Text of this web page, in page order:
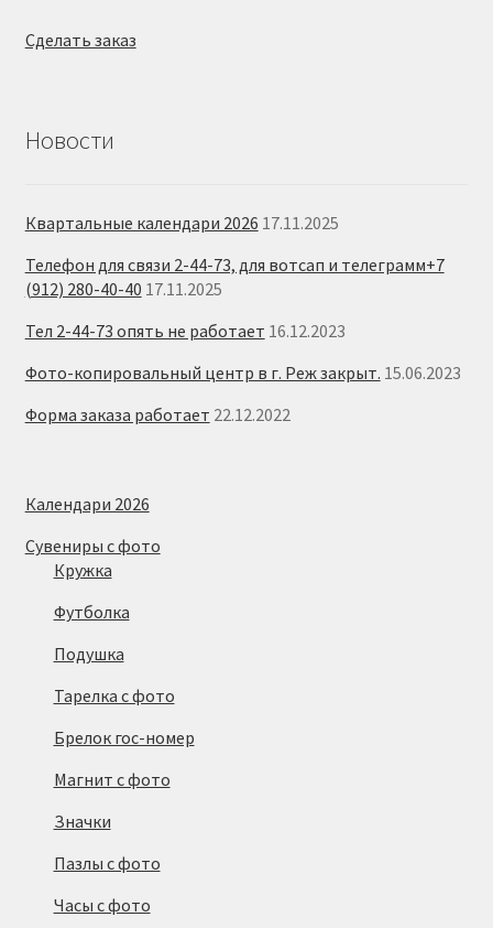
Сделать заказ
Новости
Квартальные календари 2026 17.11.2025
Телефон для связи 2-44-73, для вотсап и телеграмм+7
(912) 280-40-40 17.11.2025
Тел 2-44-73 опять не работает 16.12.2023
Фото-копировальный центр в г. Реж закрыт. 15.06.2023
Форма заказа работает 22.12.2022
Календари 2026
Сувениры с фото
Кружка
Футболка
Подушка
Тарелка с фото
Брелок гос-номер
Магнит с фото
Значки
Пазлы с фото
Часы с фото